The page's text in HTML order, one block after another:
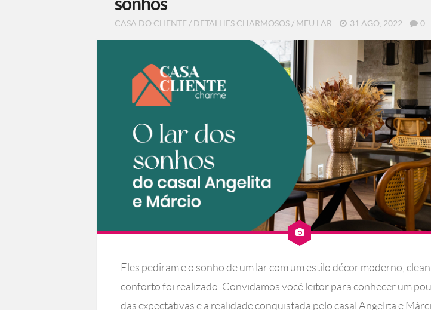
CASA DO CLIENTE / DETALHES CHARMOSOS/ MEU LAR 31 AGO, 2022 0
Eles pediram e o sonho de um lar com um estilo décor moderno,
conforto foi realizado. Convidamos você leitor para conhecer um
das expectativas e a realidade conquistada pelo casal Angelita e